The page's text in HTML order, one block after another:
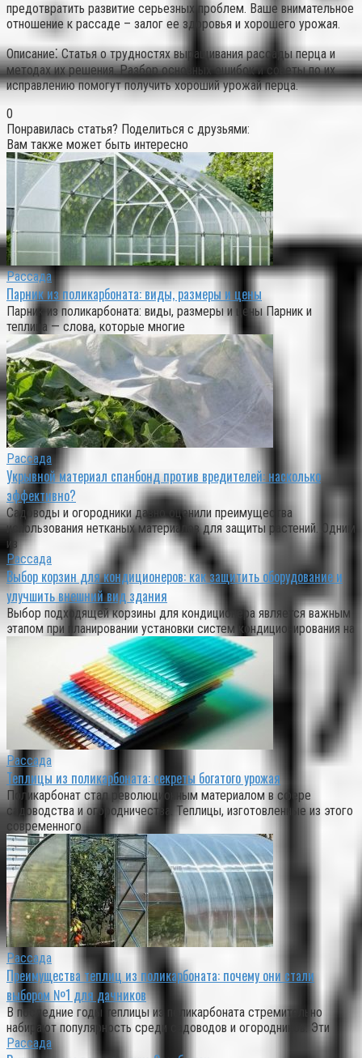
предотвратить развитие серьезных проблем. Ваше внимательное
отношение к рассаде – залог ее здоровья и хорошего урожая.
Описание⁚ Статья о трудностях выращивания рассады перца и
методах их решения. Разбор основных ошибок и советы по их
исправлению помогут получить хороший урожай перца.
0
Понравилась статья? Поделиться с друзьями:
Вам также может быть интересно
Рассада
Парник из поликарбоната: виды, размеры и цены
Парник из поликарбоната: виды, размеры и цены Парник и
теплица — слова, которые многие
Рассада
Укрывной материал спанбонд против вредителей: насколько
эффективно?
Садоводы и огородники давно оценили преимущества
использования нетканых материалов для защиты растений. Одним
из
Рассада
Выбор корзин для кондиционеров: как защитить оборудование и
улучшить внешний вид здания
Выбор подходящей корзины для кондиционера является важным
этапом при планировании установки систем кондиционирования на
Рассада
Теплицы из поликарбоната: секреты богатого урожая
Поликарбонат стал революционным материалом в сфере
садоводства и огородничества. Теплицы, изготовленные из этого
современного
Рассада
Преимущества теплиц из поликарбоната: почему они стали
выбором №1 для дачников
В последние годы теплицы из поликарбоната стремительно
набирают популярность среди садоводов и огородников. Эти
Рассада